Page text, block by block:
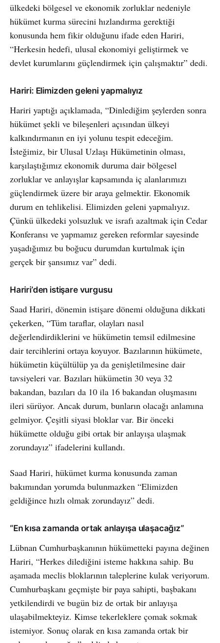
ülkedeki bölgesel ve ekonomik zorluklar nedeniyle
hükümet kurma sürecini hızlandırma gerektiği
konusunda hem fikir olduğunu ifade eden Hariri,
“Herkesin hedefi, ulusal ekonomiyi geliştirmek ve
devlet kurumlarını güçlendirmek için çalışmaktır” dedi.
Hariri: Elimizden geleni yapmalıyız
Hariri yaptığı açıklamada, “Dinlediğim şeylerden sonra
hükümet şekli ve bileşenleri açısından ülkeyi
kalkındırmanın en iyi yolunu tespit edeceğim.
İsteğimiz, bir Ulusal Uzlaşı Hükümetinin olması,
karşılaştığımız ekonomik duruma dair bölgesel
zorluklar ve anlayışlar kapsamında iç alanlarımızı
güçlendirmek üzere bir araya gelmektir. Ekonomik
durum en tehlikelisi. Elimizden geleni yapmalıyız.
Çünkü ülkedeki yolsuzluk ve israfı azaltmak için Cedar
Konferansı ve yapmamız gereken reformlar sayesinde
yaşadığımız bu boğucu durumdan kurtulmak için
gerçek bir şansımız var” dedi.
Hariri’den istişare vurgusu
Saad Hariri, dönemin istişare dönemi olduğuna dikkati
çekerken, “Tüm taraflar, olayları nasıl
değerlendirdiklerini ve hükümetin temsil edilmesine
dair tercihlerini ortaya koyuyor. Bazılarının hükümete,
hükümetin küçültülüp ya da genişletilmesine dair
tavsiyeleri var. Bazıları hükümetin 30 veya 32
bakandan, bazıları da 10 ila 16 bakandan oluşmasını
ileri sürüyor. Ancak durum, bunların olacağı anlamına
gelmiyor. Çeşitli siyasi bloklar var. Bir önceki
hükümette olduğu gibi ortak bir anlayışa ulaşmak
zorundayız” ifadelerini kullandı.
Saad Hariri, hükümet kurma konusunda zaman
bakımından yorumda bulunmazken “Elimizden
geldiğince hızlı olmak zorundayız” dedi.
“En kısa zamanda ortak anlayışa ulaşacağız”
Lübnan Cumhurbaşkanının hükümetteki payına değinen
Hariri, “Herkes dilediğini isteme hakkına sahip. Bu
aşamada meclis bloklarının taleplerine kulak veriyorum.
Cumhurbaşkanı geçmişte bir paya sahipti, başbakanı
yetkilendirdi ve bugün biz de ortak bir anlayışa
ulaşabilmekteyiz. Kimse tekerleklere çomak sokmak
istemiyor. Sonuç olarak en kısa zamanda ortak bir